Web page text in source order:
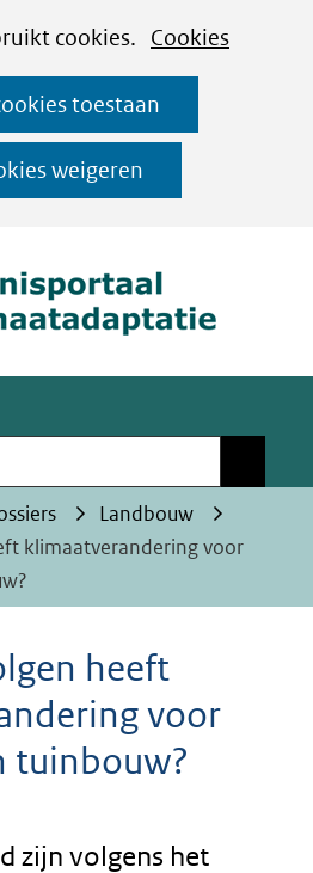
cookies. Cookies
toestaan
weigeren
Ga
naar
de
inhoud
Landbouw
klimaatverandering voor
heeft
voor
tuinbouw?
zijn volgens het